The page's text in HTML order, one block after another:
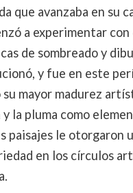
que avanzaba en su
a experimentar
de sombreado y
y fue en este
su mayor madurez
y la pluma como
paisajes le otorgaron
en los círculos